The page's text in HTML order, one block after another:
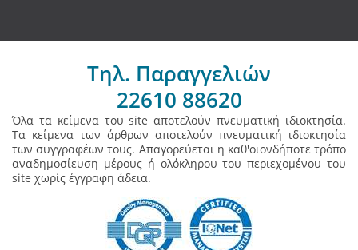
Τηλ. Παραγγελιών
22610 88620
Όλα τα κείμενα του site αποτελούν πνευματική ιδιοκτησία.
Τα κείμενα των άρθρων αποτελούν πνευματική ιδιοκτησία
των συγγραφέων τους. Απαγορεύεται η καθ'οιονδήποτε τρόπο
αναδημοσίευση μέρους ή ολόκληρου του περιεχομένου του
site χωρίς έγγραφη άδεια.